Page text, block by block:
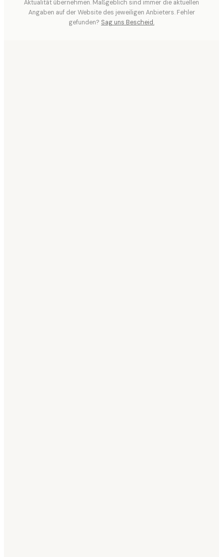
Aktualität übernehmen. Maßgeblich sind immer die aktuellen
Angaben auf der Website des jeweiligen Anbieters. Fehler
gefunden? Sag uns Bescheid.